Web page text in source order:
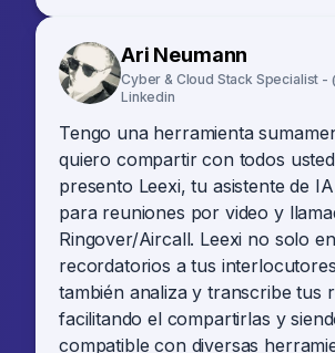
Ari Neumann
Cyber & Cloud Stack Specialist -
Linkedin
Tengo una herramienta
quiero compartir con todos
presento Leexi, tu asistente de
para reuniones por video y
Ringover/Aircall. Leexi no solo
recordatorios a tus
también analiza y transcribe tus
facilitando el compartirlas y
compatible con diversas